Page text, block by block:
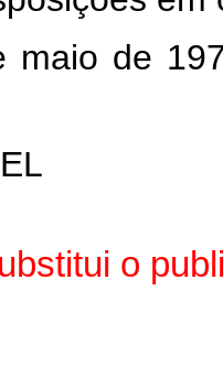
maio de
o